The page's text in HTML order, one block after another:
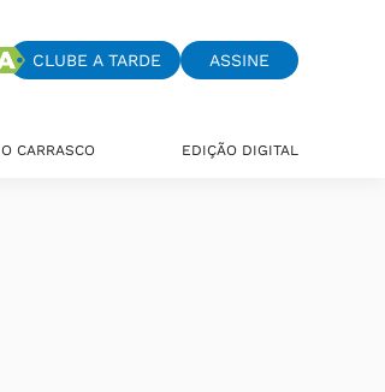
CLUBE A TARDE ASSINE
O CARRASCO EDIÇÃO DIGITAL